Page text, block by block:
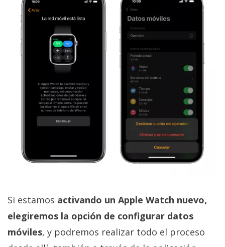
Si estamos activando un Apple Watch nuevo,
elegiremos la opción de configurar datos
móviles, y podremos realizar todo el proceso